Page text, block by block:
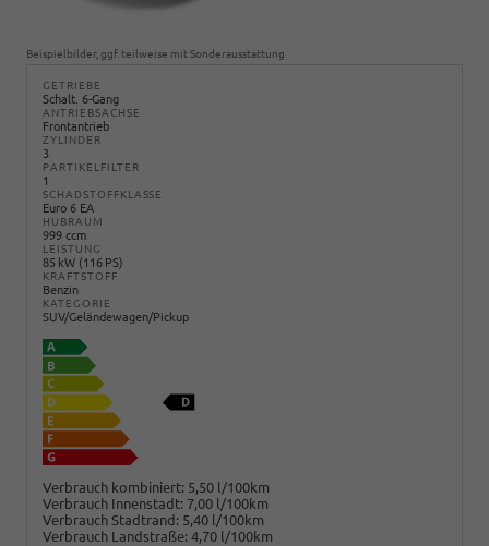
Beispielbilder, ggf. teilweise mit Sonderausstattung
GETRIEBE
Schalt. 6-Gang
ANTRIEBSACHSE
Frontantrieb
ZYLINDER
3
PARTIKELFILTER
1
SCHADSTOFFKLASSE
Euro 6 EA
HUBRAUM
999 ccm
LEISTUNG
85 kW (116 PS)
KRAFTSTOFF
Benzin
KATEGORIE
SUV/Geländewagen/Pickup
Verbrauch kombiniert: 5,50 l/100km
Verbrauch Innenstadt: 7,00 l/100km
Verbrauch Stadtrand: 5,40 l/100km
Verbrauch Landstraße: 4,70 l/100km